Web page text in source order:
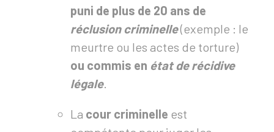
puni de plus de 20 ans de
réclusion criminelle(exemple : le
meurtre ou les actes de torture)
ou commis en état de récidive
légale.
La cour criminelle est